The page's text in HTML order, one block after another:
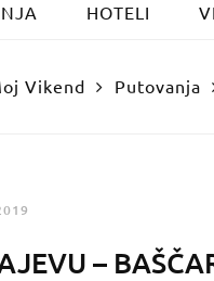
HOTELI
Vikend Putovanja
–